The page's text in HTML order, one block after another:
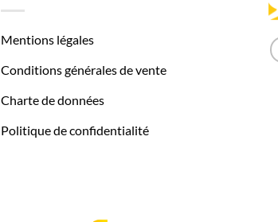
Mentions légales
Conditions générales de vente
Charte de données
Politique de confidentialité